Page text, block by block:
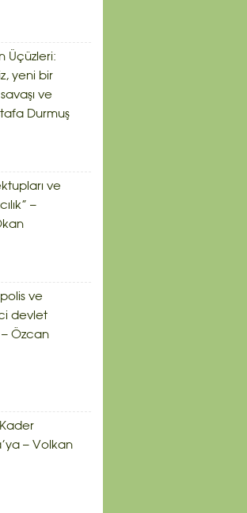
Üçüzleri:
yeni bir
ve
Durmuş
ve
–
ve
devlet
– Özcan
– Volkan